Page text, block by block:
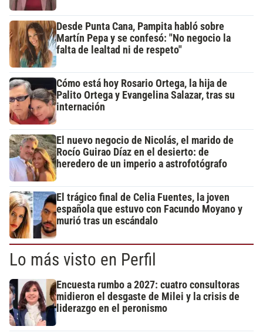
Desde Punta Cana, Pampita habló sobre
Martín Pepa y se confesó: "No negocio la
falta de lealtad ni de respeto"
Cómo está hoy Rosario Ortega, la hija de
Palito Ortega y Evangelina Salazar, tras su
internación
El nuevo negocio de Nicolás, el marido de
Rocío Guirao Díaz en el desierto: de
heredero de un imperio a astrofotógrafo
El trágico final de Celia Fuentes, la joven
española que estuvo con Facundo Moyano y
murió tras un escándalo
Lo más visto en Perfil
Encuesta rumbo a 2027: cuatro consultoras
midieron el desgaste de Milei y la crisis de
liderazgo en el peronismo